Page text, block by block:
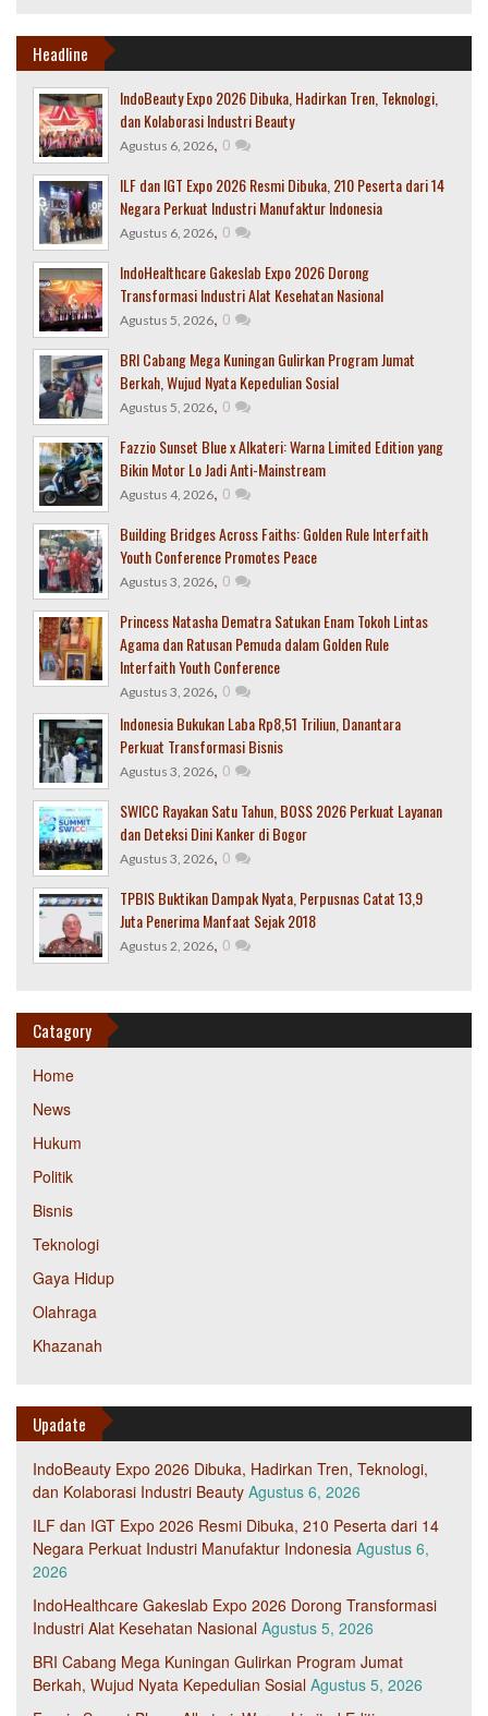
Headline
IndoBeauty Expo 2026 Dibuka, Hadirkan Tren, Teknologi,
dan Kolaborasi Industri Beauty
Agustus 6, 2026, 0
ILF dan IGT Expo 2026 Resmi Dibuka, 210 Peserta dari 14
Negara Perkuat Industri Manufaktur Indonesia
Agustus 6, 2026, 0
IndoHealthcare Gakeslab Expo 2026 Dorong
Transformasi Industri Alat Kesehatan Nasional
Agustus 5, 2026, 0
BRI Cabang Mega Kuningan Gulirkan Program Jumat
Berkah, Wujud Nyata Kepedulian Sosial
Agustus 5, 2026, 0
Fazzio Sunset Blue x Alkateri: Warna Limited Edition yang
Bikin Motor Lo Jadi Anti-Mainstream
Agustus 4, 2026, 0
Building Bridges Across Faiths: Golden Rule Interfaith
Youth Conference Promotes Peace
Agustus 3, 2026, 0
Princess Natasha Dematra Satukan Enam Tokoh Lintas
Agama dan Ratusan Pemuda dalam Golden Rule
Interfaith Youth Conference
Agustus 3, 2026, 0
Indonesia Bukukan Laba Rp8,51 Triliun, Danantara
Perkuat Transformasi Bisnis
Agustus 3, 2026, 0
SWICC Rayakan Satu Tahun, BOSS 2026 Perkuat Layanan
dan Deteksi Dini Kanker di Bogor
Agustus 3, 2026, 0
TPBIS Buktikan Dampak Nyata, Perpusnas Catat 13,9
Juta Penerima Manfaat Sejak 2018
Agustus 2, 2026, 0
Catagory
Home
News
Hukum
Politik
Bisnis
Teknologi
Gaya Hidup
Olahraga
Khazanah
Upadate
IndoBeauty Expo 2026 Dibuka, Hadirkan Tren, Teknologi,
dan Kolaborasi Industri Beauty Agustus 6, 2026
ILF dan IGT Expo 2026 Resmi Dibuka, 210 Peserta dari 14
Negara Perkuat Industri Manufaktur Indonesia Agustus 6,
2026
IndoHealthcare Gakeslab Expo 2026 Dorong Transformasi
Industri Alat Kesehatan Nasional Agustus 5, 2026
BRI Cabang Mega Kuningan Gulirkan Program Jumat
Berkah, Wujud Nyata Kepedulian Sosial Agustus 5, 2026